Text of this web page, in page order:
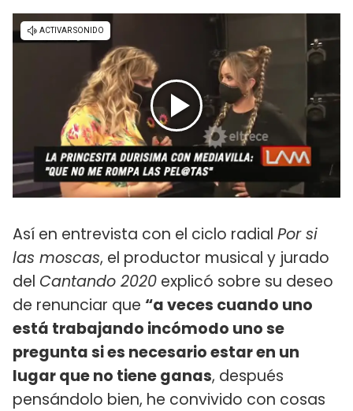
Así en entrevista con el ciclo radial Por si
las moscas, el productor musical y jurado
del Cantando 2020 explicó sobre su deseo
de renunciar que “a veces cuando uno
está trabajando incómodo uno se
pregunta si es necesario estar en un
lugar que no tiene ganas, después
pensándolo bien, he convivido con cosas